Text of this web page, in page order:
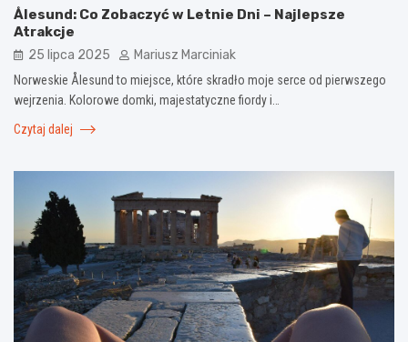
Ålesund: Co Zobaczyć w Letnie Dni – Najlepsze
Atrakcje
25 lipca 2025 Mariusz Marciniak
Norweskie Ålesund to miejsce, które skradło moje serce od pierwszego
wejrzenia. Kolorowe domki, majestatyczne fiordy i…
Czytaj dalej